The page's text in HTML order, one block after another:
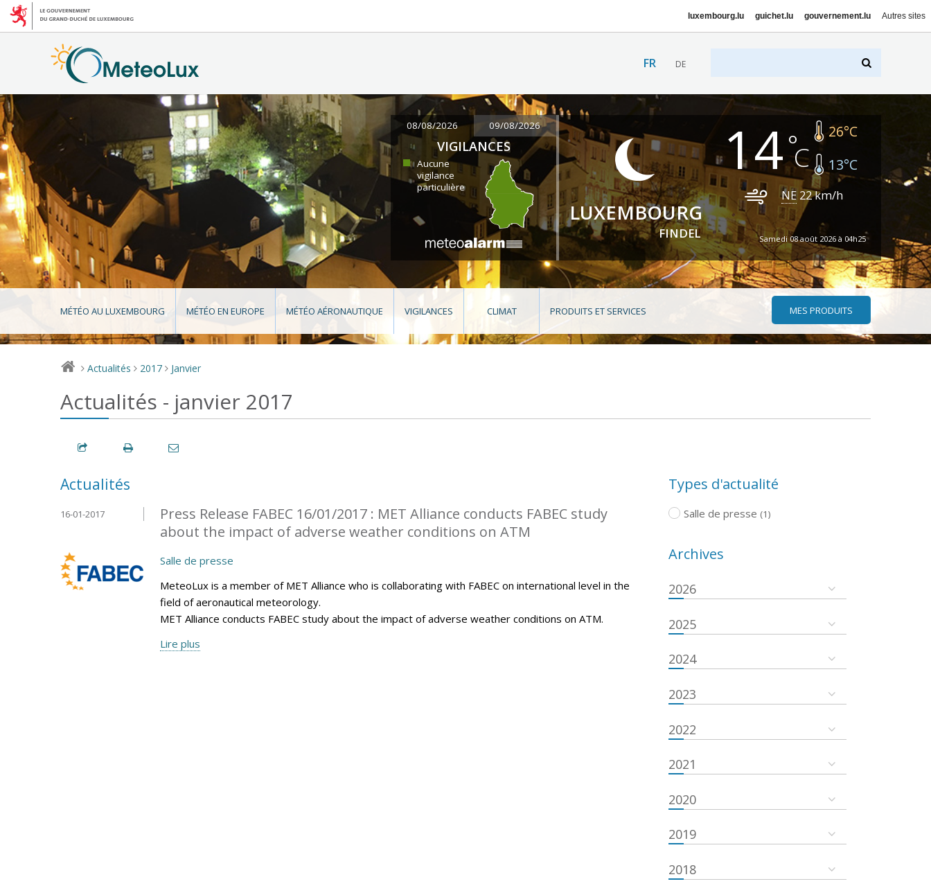
luxembourg.lu guichet.lu gouvernement.lu Autres sites
FR DE
08/08/2026 09/08/2026
VIGILANCES
Aucune
vigilance
particulière
LUXEMBOURG
FINDEL
14 26°C
13°C
NE 22km/h
Samedi 08 août 2026 à 04h25
MÉTÉO AU LUXEMBOURG MÉTÉO EN EUROPE MÉTÉO AÉRONAUTIQUE VIGILANCES CLIMAT PRODUITS ET SERVICES MES PRODUITS
> Actualités > 2017 > Janvier
Actualités - janvier 2017
Actualités
Press Release FABEC 16/01/2017 : MET Alliance conducts FABEC study
about the impact of adverse weather conditions on ATM
16-01-2017
Salle de presse
MeteoLux is a member of MET Alliance who is collaborating with FABEC on international level in the
field of aeronautical meteorology.
MET Alliance conducts FABEC study about the impact of adverse weather conditions on ATM.
Lire plus
Types d'actualité
Salle de presse (1)
Archives
2026
2025
2024
2023
2022
2021
2020
2019
2018